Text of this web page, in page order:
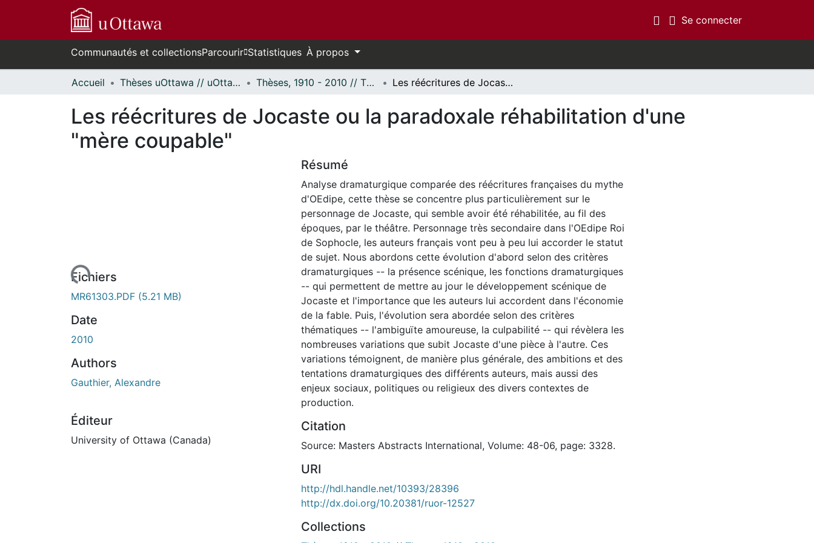
Se connecter(current)
Communautés et collectionsParcourir Statistiques À propos
Accueil Thèses uOttawa // uOttawa Theses Thèses, 1910 - 2010 // Theses, 1910 - 2010 Les réécritures de Jocaste ou la paradoxale réhabilitation d'une "mère coupable"
Les réécritures de Jocaste ou la paradoxale réhabilitation d'une
"mère coupable"
de chargement...Fichiers
MR61303.PDF (5.21 MB)
Date
2010
Authors
Gauthier, Alexandre
Éditeur
University of Ottawa (Canada)
Résumé
Analyse dramaturgique comparée des réécritures françaises du mythe
d'OEdipe, cette thèse se concentre plus particulièrement sur le
personnage de Jocaste, qui semble avoir été réhabilitée, au fil des
époques, par le théâtre. Personnage très secondaire dans l'OEdipe Roi
de Sophocle, les auteurs français vont peu à peu lui accorder le statut
de sujet. Nous abordons cette évolution d'abord selon des critères
dramaturgiques -- la présence scénique, les fonctions dramaturgiques
-- qui permettent de mettre au jour le développement scénique de
Jocaste et l'importance que les auteurs lui accordent dans l'économie
de la fable. Puis, l'évolution sera abordée selon des critères
thématiques -- l'ambiguïte amoureuse, la culpabilité -- qui révèlera les
nombreuses variations que subit Jocaste d'une pièce à l'autre. Ces
variations témoignent, de manière plus générale, des ambitions et des
tentations dramaturgiques des différents auteurs, mais aussi des
enjeux sociaux, politiques ou religieux des divers contextes de
production.
Citation
Source: Masters Abstracts International, Volume: 48-06, page: 3328.
URI
http://hdl.handle.net/10393/28396
http://dx.doi.org/10.20381/ruor-12527
Collections